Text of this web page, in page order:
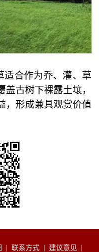
适合作为乔、灌、草
古树下裸露土壤，
，形成兼具观赏价值
联系方式 建议意见